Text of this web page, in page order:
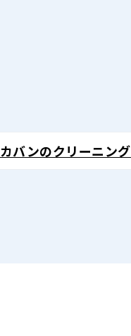
カバンのクリーニング